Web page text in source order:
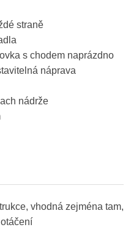
straně
s chodem naprázdno
náprava
nádrže
vhodná zejména tam,